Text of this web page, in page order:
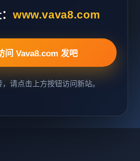
www.vava8.com
问 Vava8.com 发吧
请点击上方按钮访问新站。